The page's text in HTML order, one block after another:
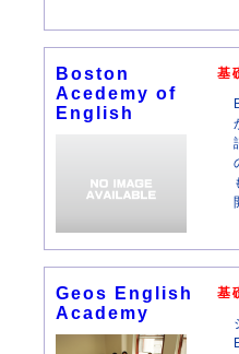
Boston
Acedemy of
English
基
Geos English
Academy
基